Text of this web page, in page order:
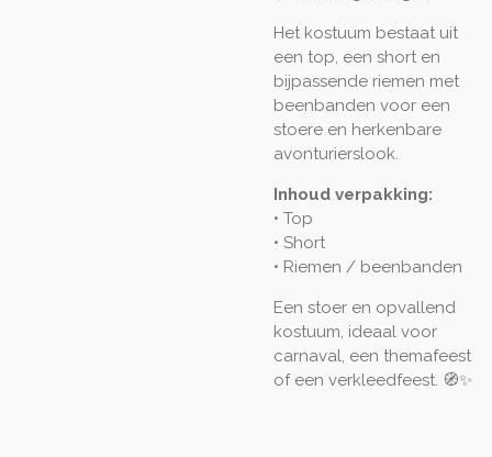
Het kostuum bestaat uit
een top, een short en
bijpassende riemen met
beenbanden voor een
stoere en herkenbare
avonturierslook.
Inhoud verpakking:
• Top
• Short
• Riemen / beenbanden
Een stoer en opvallend
kostuum, ideaal voor
carnaval, een themafeest
of een verkleedfeest. 🧭✨